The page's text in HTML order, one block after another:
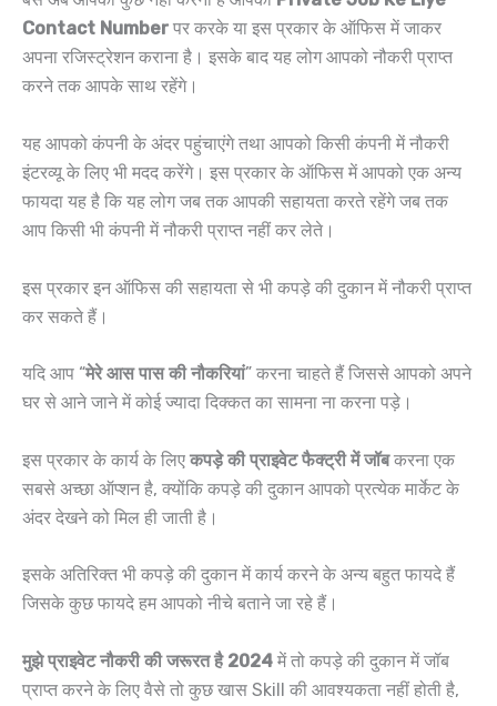
Contact Number पर करके या इस प्रकार के ऑफिस में जाकर
अपना रजिस्ट्रेशन कराना है। इसके बाद यह लोग आपको नौकरी प्राप्त
करने तक आपके साथ रहेंगे।
यह आपको कंपनी के अंदर पहुंचाएंगे तथा आपको किसी कंपनी में नौकरी
इंटरव्यू के लिए भी मदद करेंगे। इस प्रकार के ऑफिस में आपको एक अन्य
फायदा यह है कि यह लोग जब तक आपकी सहायता करते रहेंगे जब तक
आप किसी भी कंपनी में नौकरी प्राप्त नहीं कर लेते।
इस प्रकार इन ऑफिस की सहायता से भी कपड़े की दुकान में नौकरी प्राप्त
कर सकते हैं।
यदि आप “मेरे आस पास की नौकरियां” करना चाहते हैं जिससे आपको अपने
घर से आने जाने में कोई ज्यादा दिक्कत का सामना ना करना पड़े।
इस प्रकार के कार्य के लिए कपड़े की प्राइवेट फैक्ट्री में जॉबकरना एक
सबसे अच्छा ऑप्शन है, क्योंकि कपड़े की दुकान आपको प्रत्येक मार्केट के
अंदर देखने को मिल ही जाती है।
इसके अतिरिक्त भी कपड़े की दुकान में कार्य करने के अन्य बहुत फायदे हैं
जिसके कुछ फायदे हम आपको नीचे बताने जा रहे हैं।
मुझे प्राइवेट नौकरी की जरूरत है 2024 में तो कपड़े की दुकान में जॉब
प्राप्त करने के लिए वैसे तो कुछ खास Skill की आवश्यकता नहीं होती है,